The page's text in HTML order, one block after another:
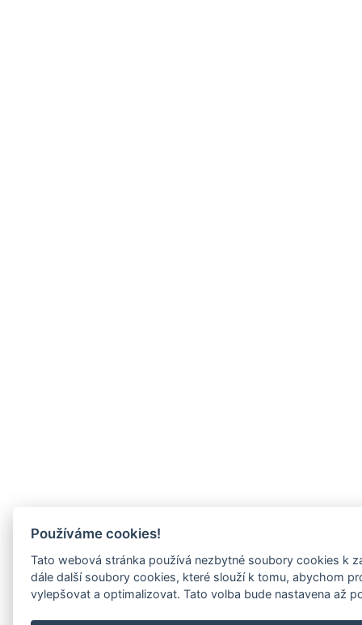
Používáme cookies!
Tato webová stránka používá nezbytné soubory cookies k
dále další soubory cookies, které slouží k tomu, abychom
vylepšovat a optimalizovat. Tato volba bude nastavena až